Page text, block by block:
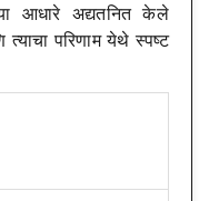
आधारे अद्यतनित केले
परिणाम येथे स्पष्ट